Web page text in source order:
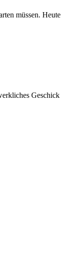
müssen. Heute
Geschick